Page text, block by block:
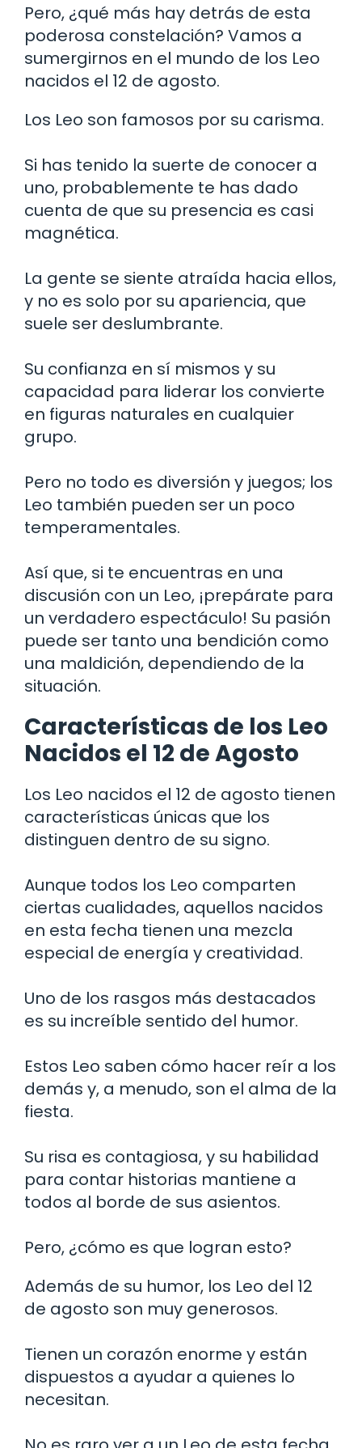
Pero, ¿qué más hay detrás de esta
poderosa constelación? Vamos a
sumergirnos en el mundo de los Leo
nacidos el 12 de agosto.
Los Leo son famosos por su carisma.
Si has tenido la suerte de conocer a
uno, probablemente te has dado
cuenta de que su presencia es casi
magnética.
La gente se siente atraída hacia ellos,
y no es solo por su apariencia, que
suele ser deslumbrante.
Su confianza en sí mismos y su
capacidad para liderar los convierte
en figuras naturales en cualquier
grupo.
Pero no todo es diversión y juegos; los
Leo también pueden ser un poco
temperamentales.
Así que, si te encuentras en una
discusión con un Leo, ¡prepárate para
un verdadero espectáculo! Su pasión
puede ser tanto una bendición como
una maldición, dependiendo de la
situación.
Características de los Leo
Nacidos el 12 de Agosto
Los Leo nacidos el 12 de agosto tienen
características únicas que los
distinguen dentro de su signo.
Aunque todos los Leo comparten
ciertas cualidades, aquellos nacidos
en esta fecha tienen una mezcla
especial de energía y creatividad.
Uno de los rasgos más destacados
es su increíble sentido del humor.
Estos Leo saben cómo hacer reír a los
demás y, a menudo, son el alma de la
fiesta.
Su risa es contagiosa, y su habilidad
para contar historias mantiene a
todos al borde de sus asientos.
Pero, ¿cómo es que logran esto?
Además de su humor, los Leo del 12
de agosto son muy generosos.
Tienen un corazón enorme y están
dispuestos a ayudar a quienes lo
necesitan.